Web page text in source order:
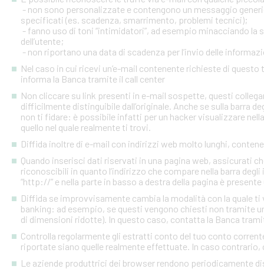
- non sono personalizzate e contengono un messaggio
specificati (es. scadenza, smarrimento, problemi tecnici);
- fanno uso di toni “intimidatori”, ad esempio minacciando
dell’utente;
- non riportano una data di scadenza per l’invio delle
Nel caso in cui ricevi un’e-mail contenente richieste di
informa la Banca tramite il call center
Non cliccare su link presenti in e-mail sospette, questi
difficilmente distinguibile dall’originale. Anche se sulla barra
non ti fidare: è possibile infatti per un hacker visualizzare
quello nel quale realmente ti trovi.
Diffida inoltre di e-mail con indirizzi web molto lunghi,
Quando inserisci dati riservati in una pagina web, assicurati
riconoscibili in quanto l’indirizzo che compare nella barra
“http://” e nella parte in basso a destra della pagina è
Diffida se improvvisamente cambia la modalità con la quale
banking: ad esempio, se questi vengono chiesti non tramite
di dimensioni ridotte). In questo caso, contatta la Banca
Controlla regolarmente gli estratti conto del tuo conto
riportate siano quelle realmente effettuate. In caso
Le aziende produttrici dei browser rendono periodicamente